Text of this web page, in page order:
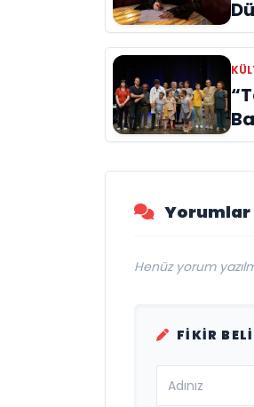
Yorumlar
Henüz yorum
FIKIR